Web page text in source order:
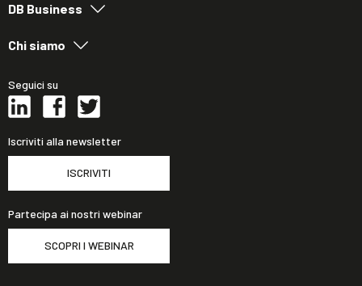
DB Business
Chi siamo
Seguici su
Iscriviti alla newsletter
ISCRIVITI
Partecipa ai nostri webinar
SCOPRI I WEBINAR